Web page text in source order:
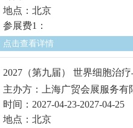
地点：北京
参展费1：
点击查看详情
2027（第九届） 世界细胞治
主办方：上海广贸会展服务有
时间：2027-04-23-2027-04-25
地点：北京